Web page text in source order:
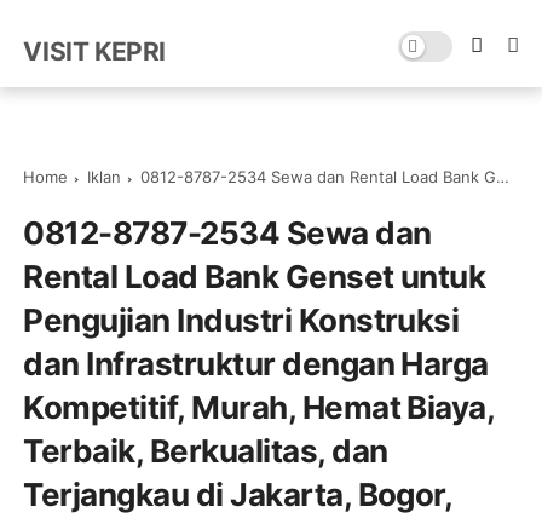
VISIT KEPRI
Home Iklan 0812-8787-2534 Sewa dan Rental Load Bank Genset untuk Pengujian Industri Konstruksi dan Infrastruktur dengan Harga Kompetitif, Murah, Hemat Biaya, Terbaik, Berkualitas, dan Terjangkau di Jakarta, Bogor, Depok, Tangerang, Bekasi, Cikarang, Karawang, Serang dari PT. Indah Bayu Bersama
0812-8787-2534 Sewa dan
Rental Load Bank Genset untuk
Pengujian Industri Konstruksi
dan Infrastruktur dengan Harga
Kompetitif, Murah, Hemat Biaya,
Terbaik, Berkualitas, dan
Terjangkau di Jakarta, Bogor,